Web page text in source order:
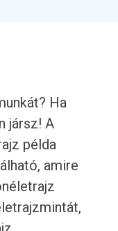
Ha
jársz! A
példa
amire